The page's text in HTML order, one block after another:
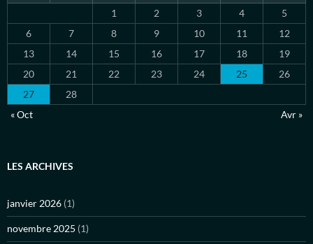
1
2 3 4
5
6
7 8 9 10 11
12
13
14 15 16 17 18
19
20
21 22 23 24 25
26
27
28
« Oct
Avr »
LES ARCHIVES
janvier 2026 (1)
novembre 2025 (1)